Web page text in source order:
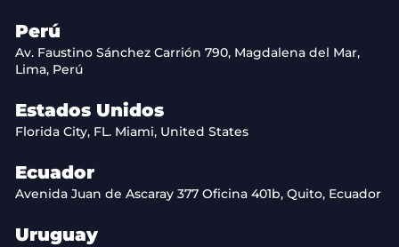
Perú
Av. Faustino Sánchez Carrión 790, Magdalena del Mar,
Lima, Perú
Estados Unidos
Florida City, FL. Miami, United States
Ecuador
Avenida Juan de Ascaray 377 Oficina 401b, Quito, Ecuador
Uruguay